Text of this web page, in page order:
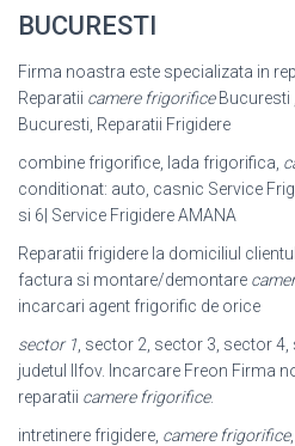
BUCURESTI
Firma noastra este specializata in
Reparatii camere frigorificeBucuresti
Bucuresti, Reparatii Frigidere
combine frigorifice, lada frigorifica,
conditionat: auto, casnic Service
si 6| Service Frigidere AMANA
Reparatii frigidere la domiciliul
factura si montare/demontare
incarcari agent frigorific de orice
sector 1 , sector 2, sector 3, sector
judetul Ilfov. Incarcare Freon Firma
reparatii camere frigorifice.
intretinere frigidere, camere frigorifice